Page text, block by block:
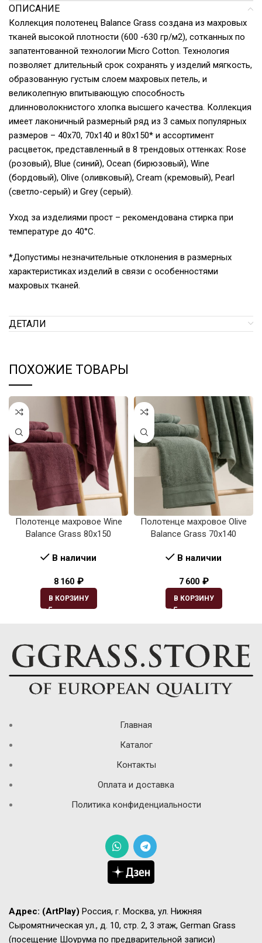
ОПИСАНИЕ
Коллекция полотенец Balance Grass создана из махровых
тканей высокой плотности (600 -630 гр/м2), сотканных по
запатентованной технологии Micro Cotton. Технология
позволяет длительный срок сохранять у изделий мягкость,
образованную густым слоем махровых петель, и
великолепную впитывающую способность
длинноволокнистого хлопка высшего качества. Коллекция
имеет лаконичный размерный ряд из 3 самых популярных
размеров – 40х70, 70х140 и 80х150* и ассортимент
расцветок, представленный в 8 трендовых оттенках: Rose
(розовый), Blue (синий), Ocean (бирюзовый), Wine
(бордовый), Olive (оливковый), Cream (кремовый), Pearl
(светло-серый) и Grey (серый).
Уход за изделиями прост – рекомендована стирка при
температуре до 40°С.
*Допустимы незначительные отклонения в размерных
характеристиках изделий в связи с особенностями
махровых тканей.
ДЕТАЛИ
ПОХОЖИЕ ТОВАРЫ
Полотенце махровое Wine
Balance Grass 80х150
В наличии
8 160 ₽
В КОРЗИНУ
Полотенце махровое Olive
Balance Grass 70х140
В наличии
7 600 ₽
В КОРЗИНУ
Главная
Каталог
Контакты
Оплата и доставка
Политика конфиденциальности
Адрес: (ArtPlay) Россия, г. Москва, ул. Нижняя
Сыромятническая ул., д. 10, стр. 2, 3 этаж, German Grass
(посещение Шоурума по предварительной записи)